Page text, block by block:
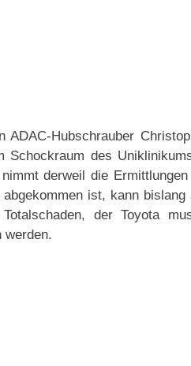
ADAC-Hubschrauber
Schockraum des
derweil die
ist, kann
der Toyota
werden.